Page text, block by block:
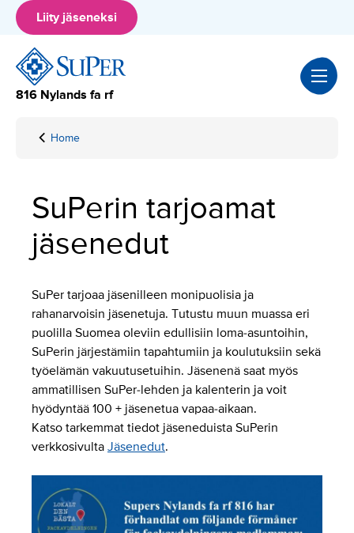
Hyppää
sisältöön
Liity jäseneksi
816 Nylands fa rf
Home
Lokala
SuPerin tarjoamat
jäsenedut
SuPer tarjoaa jäsenilleen monipuolisia ja
rahanarvoisin jäsenetuja. Tutustu muun muassa eri
puolilla Suomea oleviin edullisiin loma-asuntoihin,
SuPerin järjestämiin tapahtumiin ja koulutuksiin sekä
työelämän vakuutusetuihin. Jäsenenä saat myös
ammatillisen SuPer-lehden ja kalenterin ja voit
hyödyntää 100 + jäsenetua vapaa-aikaan.
Katso tarkemmat tiedot jäseneduista SuPerin
verkkosivulta Jäsenedut.